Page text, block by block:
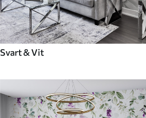
Svart & Vit